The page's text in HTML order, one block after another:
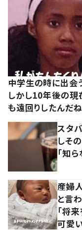
中学生の時に出会
しかし10年後の
も遠回りしたんだね
スタ
しそ
「知
産婦
と言
「将
可愛い